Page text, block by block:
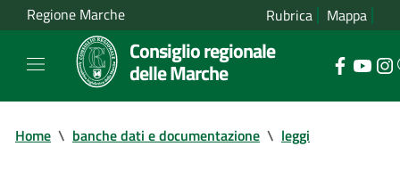
Regione Marche Rubrica Mappa
Consiglio regionale
delle Marche
Home \ banche dati e documentazione \ leggi